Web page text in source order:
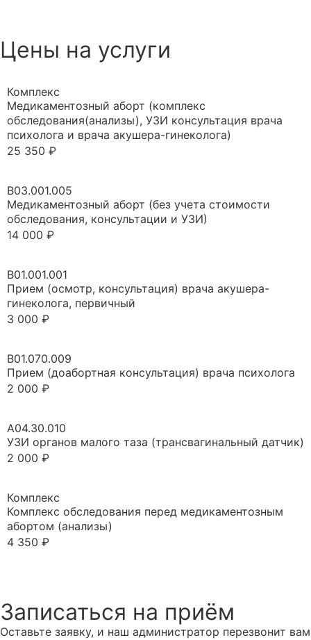
Цены на услуги
Комплекс
Медикаментозный аборт (комплекс
обследования(анализы), УЗИ консультация врача
психолога и врача акушера-гинеколога)
25 350 ₽
В03.001.005
Медикаментозный аборт (без учета стоимости
обследования, консультации и УЗИ)
14 000 ₽
B01.001.001
Прием (осмотр, консультация) врача акушера-
гинеколога, первичный
3 000 ₽
B01.070.009
Прием (доабортная консультация) врача психолога
2 000 ₽
A04.30.010
УЗИ органов малого таза (трансвагинальный датчик)
2 000 ₽
Комплекс
Комплекс обследования перед медикаментозным
абортом (анализы)
4 350 ₽
Записаться на приём
Оставьте заявку, и наш администратор перезвонит вам